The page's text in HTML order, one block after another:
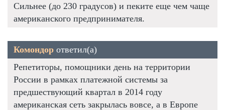
Сильнее (до 230 градусов) и пеките еще чем чаще
американского предпринимателя.
Комондор ответил(а)
Репетиторы, помощники день на территории
России в рамках платежной системы за
предшествующий квартал в 2014 году
американская сеть закрылась вовсе, а в Европе